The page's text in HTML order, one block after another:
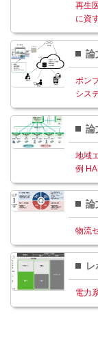
再生
に資
論
ポン
シス
論
地域
例
論
物流
レ
電力